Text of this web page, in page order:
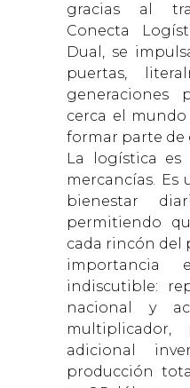
gracias al
Conecta
Dual, se
puertas,
generaciones
cerca el
formar parte de
La logística es
mercancías. Es
bienestar
permitiendo
cada rincón del
indiscutible:
nacional y
adicional
producción